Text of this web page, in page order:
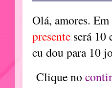
Olá, amores.
presente será 10
eu dou para 10
Clique no